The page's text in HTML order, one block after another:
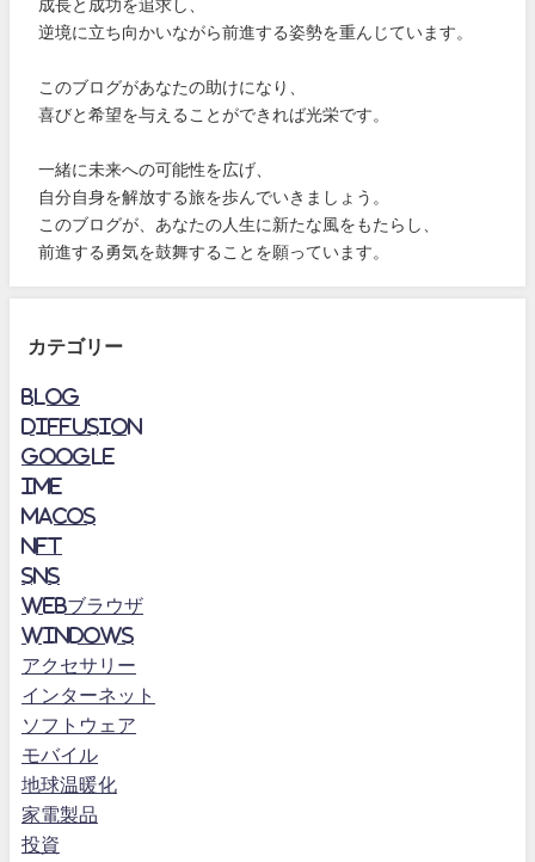
成長と成功を追求し、
逆境に立ち向かいながら前進する姿勢を重んじています。
このブログがあなたの助けになり、
喜びと希望を与えることができれば光栄です。
一緒に未来への可能性を広げ、
自分自身を解放する旅を歩んでいきましょう。
このブログが、あなたの人生に新たな風をもたらし、
前進する勇気を鼓舞することを願っています。
カテゴリー
blog
diffusion
Google
IME
MacOS
NFT
SNS
Webブラウザ
Windows
アクセサリー
インターネット
ソフトウェア
モバイル
地球温暖化
家電製品
投資